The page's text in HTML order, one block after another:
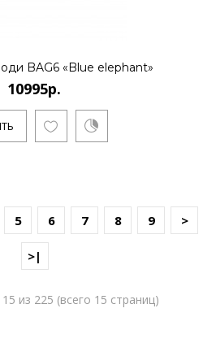
BAG6 «Blue elephant»
10995р.
5 6 7 8 9 >
>|
из 225 (всего 15 страниц)